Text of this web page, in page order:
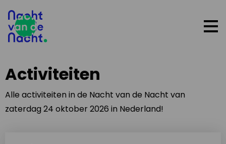
Activiteiten
Alle activiteiten in de Nacht van de Nacht van
zaterdag 24 oktober 2026 in Nederland!